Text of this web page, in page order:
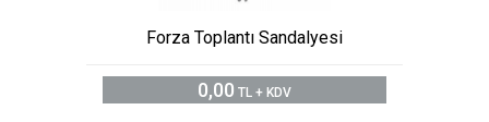
Forza Toplantı Sandalyesi
0,00 TL + KDV